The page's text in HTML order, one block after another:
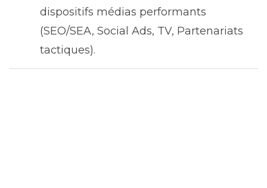
dispositifs médias performants
(SEO/SEA, Social Ads, TV, Partenariats
tactiques).